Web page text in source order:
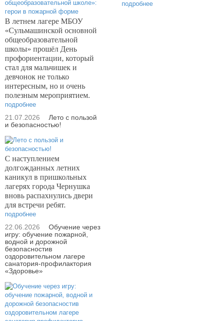
В летнем лагере МБОУ
«Сульмашинской основной
общеобразовательной
школы» прошёл День
профориентации, который
стал для мальчишек и
девчонок не только
интересным, но и очень
полезным мероприятием.
подробнее
21.07.2026
Лето с пользой
и безопасностью!
С наступлением
долгожданных летних
каникул в пришкольных
лагерях города Чернушка
вновь распахнулись двери
для встречи ребят.
подробнее
22.06.2026
Обучение через
игру: обучение пожарной,
водной и дорожной
безопасностив
оздоровительном лагере
санатория-профилактория
«Здоровье»
подробнее